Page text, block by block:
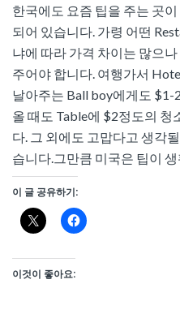
한국에도 요즘 팁을 주는 곳
되어 있습니다. 가령 어떤
냐에 따라 가격 차이는 많으
주어야 합니다. 여행가서
날아주는 Ball boy에게도 $1-
올 때도 Table에 $2정도의 청
다. 그 외에도 고맙다고 생각
습니다.그만큼 미국은 팁이
이 글 공유하기:
이것이 좋아요: